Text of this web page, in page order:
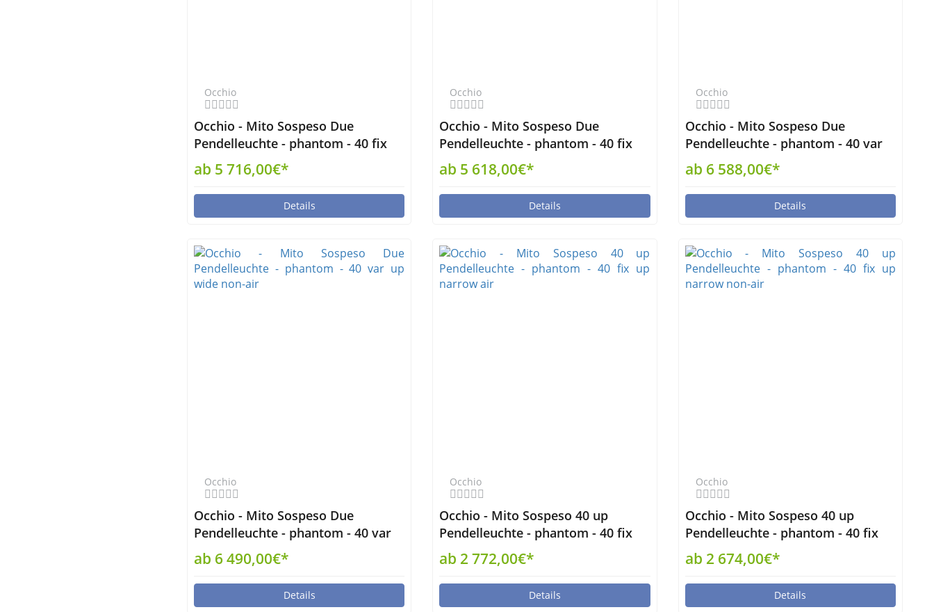
Occhio
Occhio - Mito Sospeso Due
Pendelleuchte - phantom - 40 fix
up wide air
ab 5 716,00€*
Details
Occhio
Occhio - Mito Sospeso Due
Pendelleuchte - phantom - 40 fix
up wide non-air
ab 5 618,00€*
Details
Occhio
Occhio - Mito Sospeso Due
Pendelleuchte - phantom - 40 var
up wide air
ab 6 588,00€*
Details
Occhio
Occhio - Mito Sospeso Due
Pendelleuchte - phantom - 40 var
up wide non-air
ab 6 490,00€*
Details
Occhio
Occhio - Mito Sospeso 40 up
Pendelleuchte - phantom - 40 fix
up narrow air
ab 2 772,00€*
Details
Occhio
Occhio - Mito Sospeso 40 up
Pendelleuchte - phantom - 40 fix
up narrow non-air
ab 2 674,00€*
Details